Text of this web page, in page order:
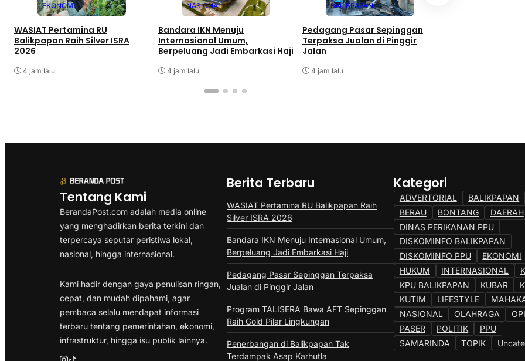
EKONOMI
WASIAT Pertamina RU
Balikpapan Raih Silver ISRA
2026
4 jam lalu
NASIONAL
Bandara IKN Menuju
Internasional Umum,
Berpeluang Jadi Embarkasi Haji
4 jam lalu
BALIKPAPAN
Pedagang Pasar Sepinggan
Terpaksa Jualan di Pinggir
Jalan
4 jam lalu
Tentang Kami
BerandaPost.com adalah media online
yang menghadirkan berita terkini dan
terpercaya seputar peristiwa lokal,
nasional, hingga internasional.
Kami hadir dengan gaya penulisan ringan,
cepat, dan mudah dipahami, agar
pembaca selalu mendapat informasi
terbaru tentang pemerintahan, ekonomi,
infrastruktur, hingga isu publik lainnya.
Berita Terbaru
WASIAT Pertamina RU Balikpapan Raih
Silver ISRA 2026
Bandara IKN Menuju Internasional Umum,
Berpeluang Jadi Embarkasi Haji
Pedagang Pasar Sepinggan Terpaksa
Jualan di Pinggir Jalan
Program TALISERA Bawa AFT Sepinggan
Raih Gold Pilar Lingkungan
Penerbangan di Balikpapan Tak
Terdampak Asap Karhutla
Kategori
ADVERTORIAL
BALIKPAPAN
BERAU
BONTANG
DAERAH
DINAS PERIKANAN PPU
DISKOMINFO BALIKPAPAN
DISKOMINFO PPU
EKONOMI
HUKUM
INTERNASIONAL
KPU BALIKPAPAN
KUBAR
KUTIM
LIFESTYLE
NASIONAL
OLAHRAGA
PASER
POLITIK
PPU
SAMARINDA
TOPIK